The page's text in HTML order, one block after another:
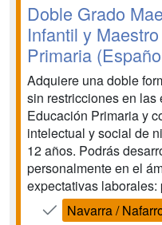
Doble Grado
Infantil y
Primaria
Adquiere una doble
sin restricciones en
Educación Primaria y
intelectual y social de
12 años. Podrás
personalmente en el
expectativas laborales:
Navarra /